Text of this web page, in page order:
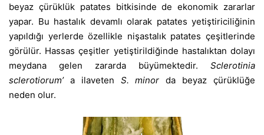
beyaz çürüklük patates bitkisinde de ekonomik zararlar
yapar. Bu hastalık devamlı olarak patates yetiştiriciliğinin
yapıldığı yerlerde özellikle nişastalık patates çeşitlerinde
görülür. Hassas çeşitler yetiştirildiğinde hastalıktan dolayı
meydana gelen zararda büyümektedir. Sclerotinia
sclerotiorum’a ilaveten S. minor da beyaz çürüklüğe
neden olur.